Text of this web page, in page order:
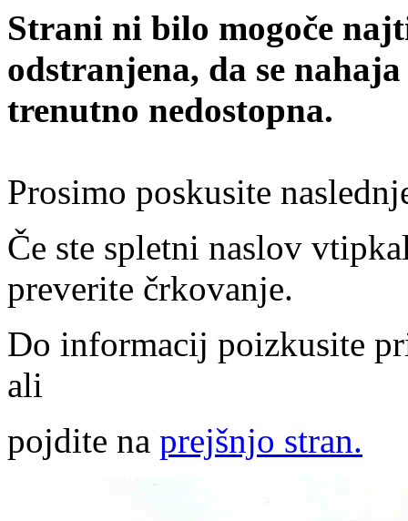
Strani ni bilo mogoče
odstranjena, da se
trenutno nedostopna.
Prosimo poskusite
Če ste spletni naslov
preverite črkovanje.
Do informacij poizkusite
ali
pojdite na prejšnjo stran.